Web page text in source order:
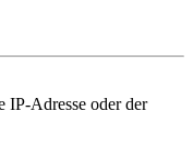
IP-Adresse oder der